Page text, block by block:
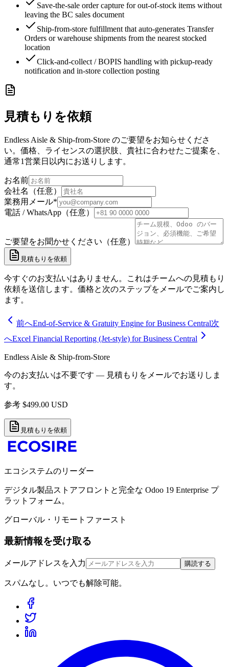
Save-the-sale order capture for out-of-stock items without
leaving the BC sales document
Ship-from-store fulfillment that auto-generates Transfer
Orders or warehouse shipments from the nearest stocked
location
Click-and-collect / BOPIS handling with pickup-ready
notification and in-store collection posting
見積もりを依頼
Endless Aisle & Ship-from-Store のご要望をお知らせくださ
い。価格、ライセンスの選択肢、貴社に合わせたご提案を、
通常1営業日以内にお送りします。
お名前
会社名（任意）
業務用メール*
電話 / WhatsApp（任意）
ご要望をお聞かせください（任意）
見積もりを依頼
今すぐのお支払いはありません。これはチームへの見積もり
依頼を送信します。価格と次のステップをメールでご案内し
ます。
前へEnd-of-Service & Gratuity Engine for Business Central次
へExcel Financial Reporting (Jet-style) for Business Central
Endless Aisle & Ship-from-Store
今のお支払いは不要です — 見積もりをメールでお送りしま
す。
参考 $499.00 USD
見積もりを依頼
エコシステムのリーダー
デジタル製品ストアフロントと完全な Odoo 19 Enterprise プ
ラットフォーム。
グローバル・リモートファースト
最新情報を受け取る
メールアドレスを入力 購読する
スパムなし。いつでも解除可能。